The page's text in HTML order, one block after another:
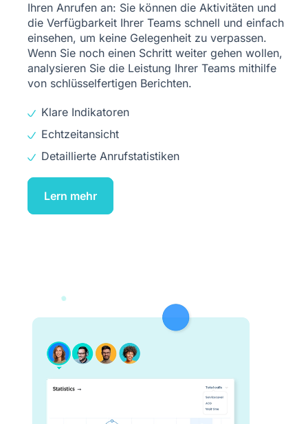
Ihren Anrufen an: Sie können die Aktivitäten und
die Verfügbarkeit Ihrer Teams schnell und einfach
einsehen, um keine Gelegenheit zu verpassen.
Wenn Sie noch einen Schritt weiter gehen wollen,
analysieren Sie die Leistung Ihrer Teams mithilfe
von schlüsselfertigen Berichten.
Klare Indikatoren
Echtzeitansicht
Detaillierte Anrufstatistiken
Lern mehr